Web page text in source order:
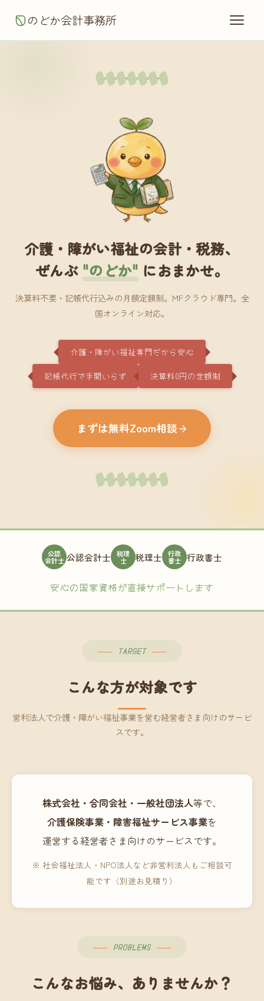
のどか会計事務所
介護・障がい福祉の会計・税務、
ぜんぶ "のどか" におまかせ。
決算料不要・記帳代行込みの月額定額制。MFクラウド専門。全
国オンライン対応。
介護・障がい福祉専門だから安心
記帳代行で手間いらず 決算料0円の定額制
まずは無料Zoom相談
公認
会計士 公認会計士 税理
士 税理士 行政
書士 行政書士
安心の国家資格が直接サポートします
TARGET
こんな方が対象です
営利法人で介護・障がい福祉事業を営む経営者さま向けのサービ
スです。
株式会社・合同会社・一般社団法人等で、
介護保険事業・障害福祉サービス事業を
運営する経営者さま向けのサービスです。
※ 社会福祉法人・NPO法人など非営利法人もご相談可
能です（別途お見積り）
PROBLEMS
こんなお悩み、ありませんか？